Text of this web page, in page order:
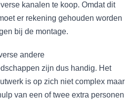
kanalen te koop. Omdat dit
er rekening gehouden worden
bij de montage.
andere
zijn dus handig. Het
is op zich niet complex maar
van een of twee extra personen